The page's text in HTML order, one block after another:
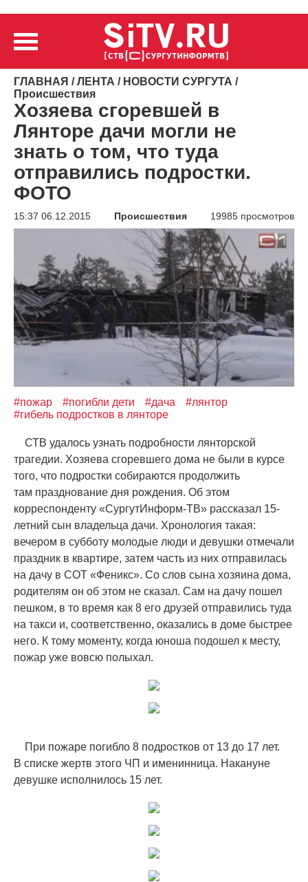
ГЛАВНАЯ /ЛЕНТА / НОВОСТИ СУРГУТА /
Происшествия
Хозяева сгоревшей в
Лянторе дачи могли не
знать о том, что туда
отправились подростки.
ФОТО
15:37 06.12.2015 Происшествия 19985 просмотров
#пожар #погибли дети #дача
#лянтор
#гибель подростков в лянторе
СТВ удалось узнать подробности лянторской
трагедии. Хозяева сгоревшего дома не были в курсе
того, что подростки собираются продолжить
там празднование дня рождения. Об этом
корреспонденту «СургутИнформ-ТВ» рассказал 15-
летний сын владельца дачи. Хронология такая:
вечером в субботу молодые люди и девушки отмечали
праздник в квартире, затем часть из них отправилась
на дачу в СОТ «Феникс». Со слов сына хозяина дома,
родителям он об этом не сказал. Сам на дачу пошел
пешком, в то время как 8 его друзей отправились туда
на такси и, соответственно, оказались в доме быстрее
него. К тому моменту, когда юноша подошел к месту,
пожар уже вовсю полыхал.
При пожаре погибло 8 подростков от 13 до 17 лет.
В списке жертв этого ЧП и именинница. Накануне
девушке исполнилось 15 лет.